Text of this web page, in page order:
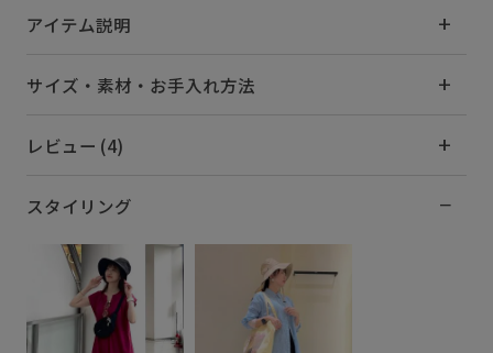
アイテム説明
サイズ・素材・お手入れ方法
レビュー (4)
スタイリング